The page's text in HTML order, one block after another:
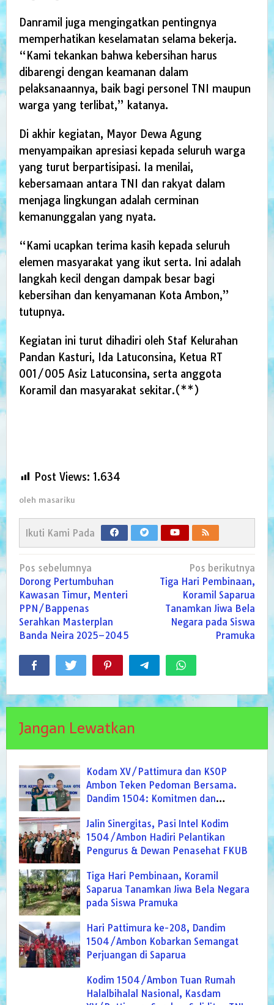
Danramil juga mengingatkan pentingnya
memperhatikan keselamatan selama bekerja.
“Kami tekankan bahwa kebersihan harus
dibarengi dengan keamanan dalam
pelaksanaannya, baik bagi personel TNI maupun
warga yang terlibat,” katanya.
Di akhir kegiatan, Mayor Dewa Agung
menyampaikan apresiasi kepada seluruh warga
yang turut berpartisipasi. Ia menilai,
kebersamaan antara TNI dan rakyat dalam
menjaga lingkungan adalah cerminan
kemanunggalan yang nyata.
“Kami ucapkan terima kasih kepada seluruh
elemen masyarakat yang ikut serta. Ini adalah
langkah kecil dengan dampak besar bagi
kebersihan dan kenyamanan Kota Ambon,”
tutupnya.
Kegiatan ini turut dihadiri oleh Staf Kelurahan
Pandan Kasturi, Ida Latuconsina, Ketua RT
001/005 Asiz Latuconsina, serta anggota
Koramil dan masyarakat sekitar.(**)
Post Views: 1.634
oleh masariku
Ikuti Kami Pada
Navigasi
pos
Pos sebelumnya
Dorong Pertumbuhan
Kawasan Timur, Menteri
PPN/Bappenas
Serahkan Masterplan
Banda Neira 2025–2045
Pos berikutnya
Tiga Hari Pembinaan,
Koramil Saparua
Tanamkan Jiwa Bela
Negara pada Siswa
Pramuka
Jangan Lewatkan
Kodam XV/Pattimura dan KSOP
Ambon Teken Pedoman Bersama.
Dandim 1504: Komitmen dan
Jalin Sinergitas, Pasi Intel Kodim
1504/Ambon Hadiri Pelantikan
Pengurus & Dewan Penasehat FKUB
Tiga Hari Pembinaan, Koramil
Saparua Tanamkan Jiwa Bela Negara
pada Siswa Pramuka
Hari Pattimura ke-208, Dandim
1504/Ambon Kobarkan Semangat
Perjuangan di Saparua
Kodim 1504/Ambon Tuan Rumah
Halalbihalal Nasional, Kasdam